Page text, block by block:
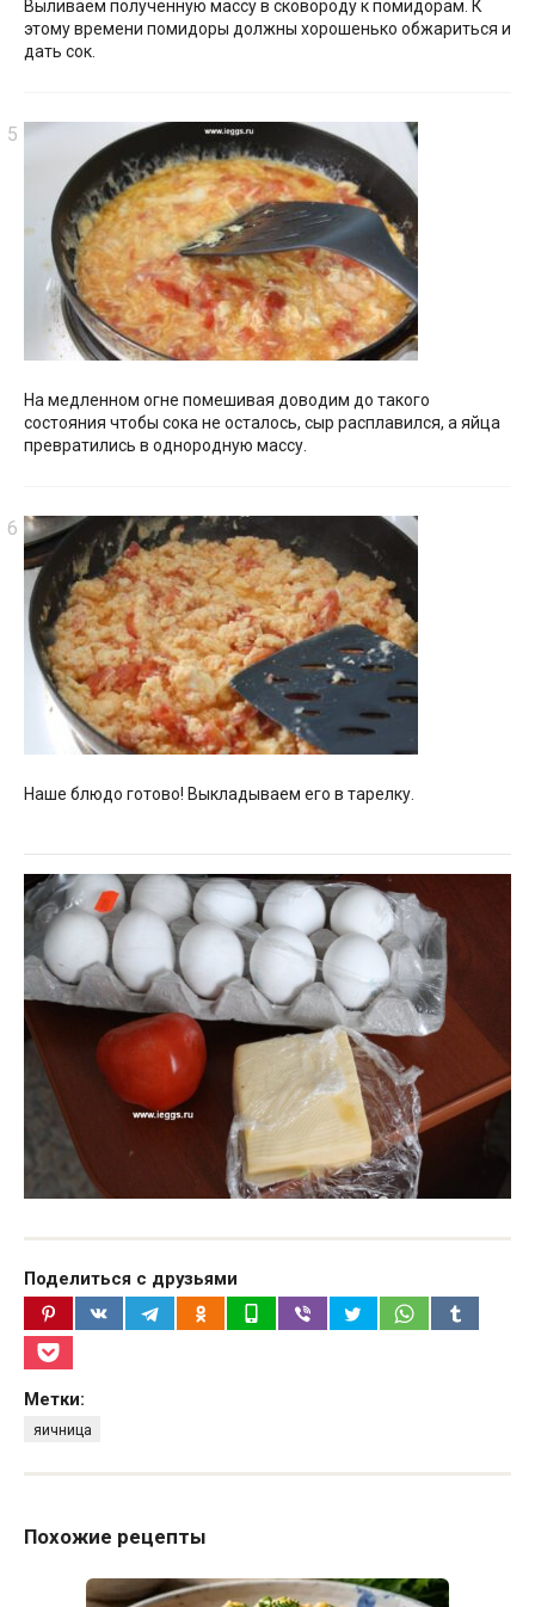
Выливаем полученную массу в сковороду к помидорам. К
этому времени помидоры должны хорошенько обжариться и
дать сок.
На медленном огне помешивая доводим до такого
состояния чтобы сока не осталось, сыр расплавился, а яйца
превратились в однородную массу.
Наше блюдо готово! Выкладываем его в тарелку.
Поделиться с друзьями
Метки:
яичница
Похожие рецепты